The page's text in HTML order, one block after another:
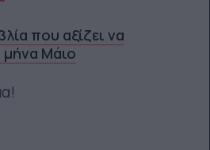
που αξίζει να
μήνα Μάιο